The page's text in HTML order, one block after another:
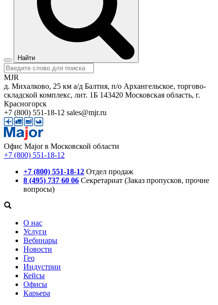
Найти
MJR
д. Михалково, 25 км а/д Балтия, п/о Архангельское, торгово-
складской комплекс, лит. 1Б 143420 Московская область, г.
Красногорск
+7 (800) 551-18-12 sales@mjr.ru
Офис Major в Московской области
+7 (800) 551-18-12
+7 (800) 551-18-12 Отдел продаж
8 (495) 737 60 06 Секретариат (Заказ пропусков, прочие
вопросы)
О нас
Услуги
Вебинары
Новости
Гео
Индустрии
Кейсы
Офисы
Карьера